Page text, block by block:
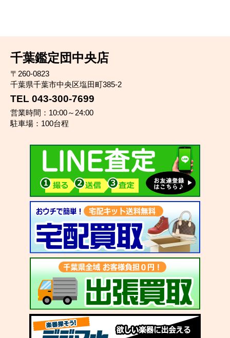
千葉鑑定団中央店
〒260-0823
千葉県千葉市中央区塩田町385-2
TEL 043-300-7699
営業時間：10:00～24:00
駐車場：100台程